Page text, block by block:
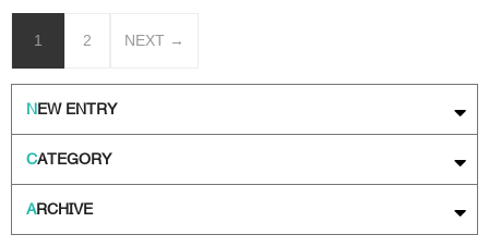
1 2 NEXT →
NEW ENTRY
CATEGORY
ARCHIVE